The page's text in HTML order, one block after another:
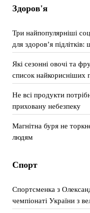
Здоров'я
Три найпопулярніші
для здоров’я
Які сезонні овочі та
список найкорисніших
Не всі продукти
приховану небезпеку
Магнітна буря не
людям
Спорт
Спортсменка з
чемпіонаті України з